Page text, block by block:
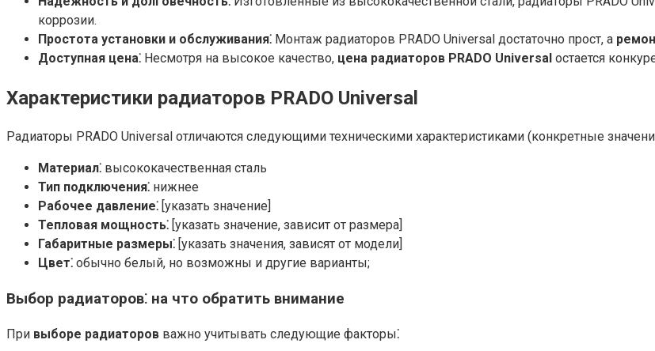
коррозии.
Простота установки и обслуживания⁚ Монтаж радиаторов PRADO Universal достаточно прост, а
Доступная цена⁚ Несмотря на высокое качество, цена радиаторов PRADO Universal остается
Характеристики радиаторов PRADO Universal
Радиаторы PRADO Universal отличаются следующими техническими характеристиками (конкретные
Материал⁚ высококачественная сталь
Тип подключения⁚ нижнее
Рабочее давление⁚ [указать значение]
Тепловая мощность⁚ [указать значение, зависит от размера]
Габаритные размеры⁚ [указать значения, зависят от модели]
Цвет⁚ обычно белый, но возможны и другие варианты;
Выбор радиаторов⁚ на что обратить внимание
При выборе радиаторов важно учитывать следующие факторы⁚